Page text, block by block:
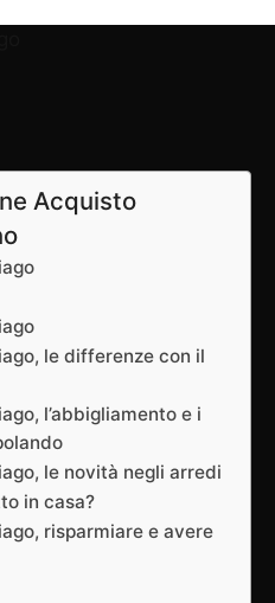
Acquisto
le differenze con il
l’abbigliamento e i
le novità negli arredi
in casa?
risparmiare e avere